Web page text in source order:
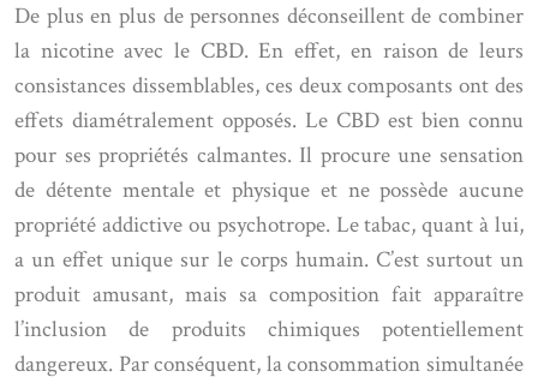
De plus en plus de personnes déconseillent de combiner
la nicotine avec le CBD. En effet, en raison de leurs
consistances dissemblables, ces deux composants ont des
effets diamétralement opposés. Le CBD est bien connu
pour ses propriétés calmantes. Il procure une sensation
de détente mentale et physique et ne possède aucune
propriété addictive ou psychotrope. Le tabac, quant à lui,
a un effet unique sur le corps humain. C’est surtout un
produit amusant, mais sa composition fait apparaître
l’inclusion de produits chimiques potentiellement
dangereux. Par conséquent, la consommation simultanée